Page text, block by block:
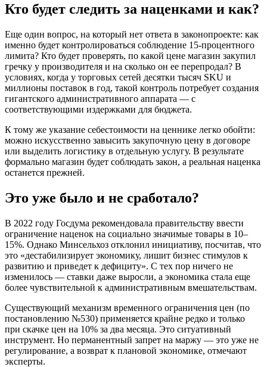
Кто будет следить за наценками и как?
Еще один вопрос, на который нет ответа в законопроекте: как
именно будет контролироваться соблюдение 15-процентного
лимита? Кто будет проверять, по какой цене магазин закупил
гречку у производителя и на сколько он ее перепродал? В
условиях, когда у торговых сетей десятки тысяч SKU и
миллионы поставок в год, такой контроль потребует создания
гигантского административного аппарата — с
соответствующими издержками для бюджета.
К тому же указание себестоимости на ценнике легко обойти:
можно искусственно завысить закупочную цену в договоре
или выделить логистику в отдельную услугу. В результате
формально магазин будет соблюдать закон, а реальная наценка
останется прежней.
Это уже было и не сработало?
В 2022 году Госдума рекомендовала правительству ввести
ограничение наценок на социально значимые товары в 10–
15%. Однако Минсельхоз отклонил инициативу, посчитав, что
это «дестабилизирует экономику, лишит бизнес стимулов к
развитию и приведет к дефициту». С тех пор ничего не
изменилось — ставки даже выросли, а экономика стала еще
более чувствительной к административным вмешательствам.
Существующий механизм временного ограничения цен (по
постановлению №530) применяется крайне редко и только
при скачке цен на 10% за два месяца. Это ситуативный
инструмент. Но перманентный запрет на маржу — это уже не
регулирование, а возврат к плановой экономике, отмечают
эксперты.